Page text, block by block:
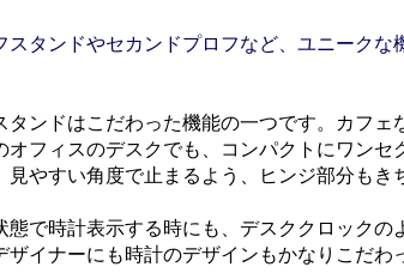
タンドやセカンドプロフなど、ユニークな
ンドはこだわった機能の一つです。カフェ
オフィスのデスクでも、コンパクトにワンセ
見やすい角度で止まるよう、ヒンジ部分もき
で時計表示する時にも、デスククロックの
ザイナーにも時計のデザインもかなりこだわ